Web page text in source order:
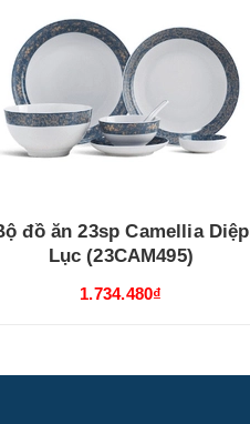
đồ ăn 23sp Camellia Diệp
Lục (23CAM495)
1.734.480₫